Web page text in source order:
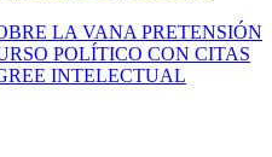
LA VANA PRETENSIÓN
POLÍTICO CON CITAS
INTELECTUAL